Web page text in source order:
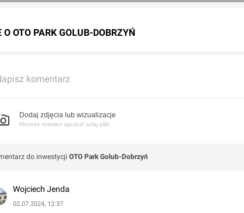
O OTO PARK GOLUB-DOBRZYŃ
komentarz
Dodaj zdjęcia lub wizualizacje
Możesz również upuścić tutaj pliki
do inwestycji OTO Park Golub-Dobrzyń
Wojciech Jenda
02.07.2024, 12:37